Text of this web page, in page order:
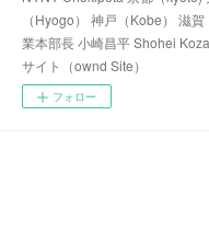
（Hyogo） 神戸（Kobe） 滋
業本部長 小崎昌平 Shohei
サイト（ownd Site）
フォロー